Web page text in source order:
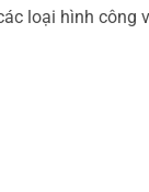
loại hình công